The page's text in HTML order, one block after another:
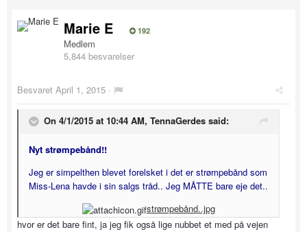
Marie E 192
Medlem
5,844 besvarelser
Besvaret April 1, 2015 ·
On 4/1/2015 at 10:44 AM, TennaGerdes said:
Nyt strømpebånd!!
Jeg er simpelthen blevet forelsket i det er strømpebånd som
Miss-Lena havde i sin salgs tråd.. Jeg MÅTTE bare eje det..
strømpebånd..jpg
hvor er det bare fint, ja jeg fik også lige nubbet et med på vejen